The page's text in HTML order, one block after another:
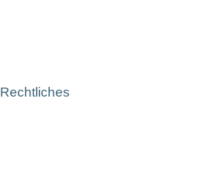
Rechtliches